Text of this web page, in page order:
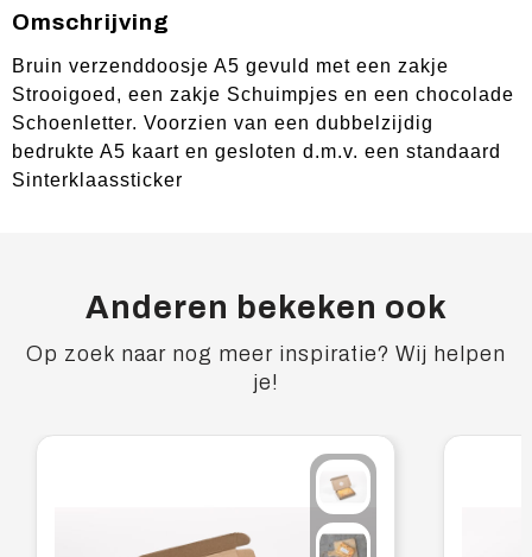
Omschrijving
Bruin verzenddoosje A5 gevuld met een zakje
Strooigoed, een zakje Schuimpjes en een chocolade
Schoenletter. Voorzien van een dubbelzijdig
bedrukte A5 kaart en gesloten d.m.v. een standaard
Sinterklaassticker
Anderen bekeken ook
Op zoek naar nog meer inspiratie? Wij helpen
je!